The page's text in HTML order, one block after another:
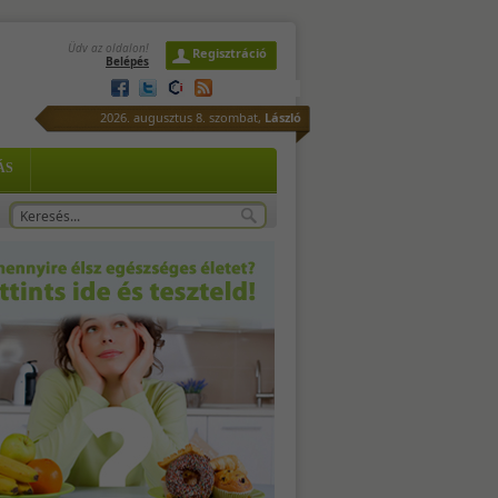
,
1
Üdv az oldalon!
Belépés
Regisztráció
2026. augusztus 8. szombat, László